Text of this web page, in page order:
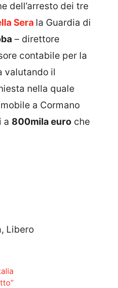
dell’arresto dei tre
Sera la Guardia di
– direttore
contabile per la
valutando il
nella quale
a Cormano
a 800mila euro che
Libero